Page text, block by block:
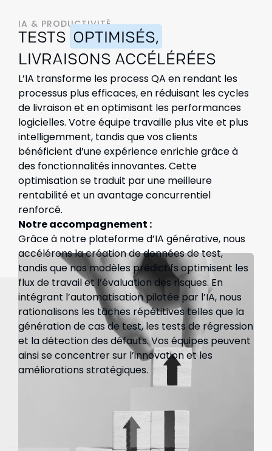
IA & PRODUCTIVITÉ
TESTS OPTIMISÉS,
LIVRAISONS ACCÉLÉRÉES
L’IA transforme les process QA en rendant les
processus plus efficaces, en réduisant les cycles
de livraison et en optimisant les performances
logicielles. Votre équipe travaille plus vite et plus
intelligemment, tandis que vos clients
bénéficient d’une expérience enrichie grâce à
des fonctionnalités innovantes. Cette
optimisation se traduit par une meilleure
rentabilité et un avantage concurrentiel
renforcé.
Notre accompagnement :
Grâce à notre plateforme d’IA générative, nous
accélérons la création de données de test,
tandis que nos modèles prédictifs optimisent les
flux de travail et l’évaluation des risques. En
intégrant l’automatisation pilotée par l’IA, nous
rationalisons les tâches répétitives telles que la
génération de cas de test, les tests de régression
et la détection des défauts. Vos équipes peuvent
ainsi se concentrer sur l’innovation et les
améliorations stratégiques.